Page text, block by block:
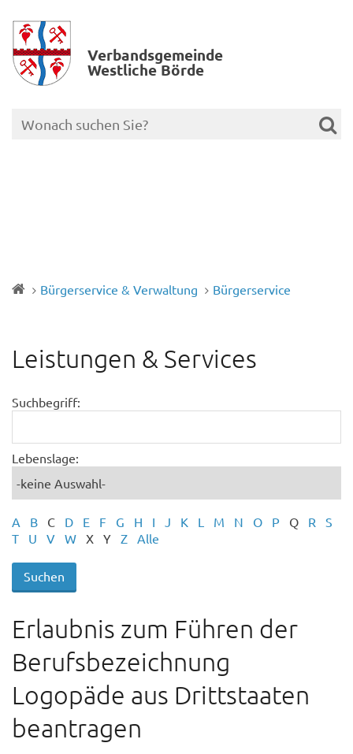
Verbands­gemeinde
Westliche Börde
Bürgerservice & Verwaltung Bürgerservice
Leistungen & Services
Suchbegriff:
Lebenslage:
A B C D E F G H I J K L M N O P Q R
S
T
U V W X Y Z Alle
Erlaubnis zum Führen der
Berufsbezeichnung
Logopäde aus Drittstaaten
beantragen